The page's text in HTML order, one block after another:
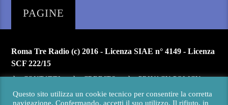
PAGINE
Roma Tre Radio (c) 2016 - Licenza SIAE n° 4149 - Licenza
SCF 222/15
CONTATTI CREDITS
PRIVACY POLICY
Questo sito utilizza un cookie tecnico per consentire la corretta
navigazione. Confermando, accetti il suo utilizzo. Il rifiuto, in